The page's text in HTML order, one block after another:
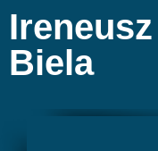
Ireneusz
Biela